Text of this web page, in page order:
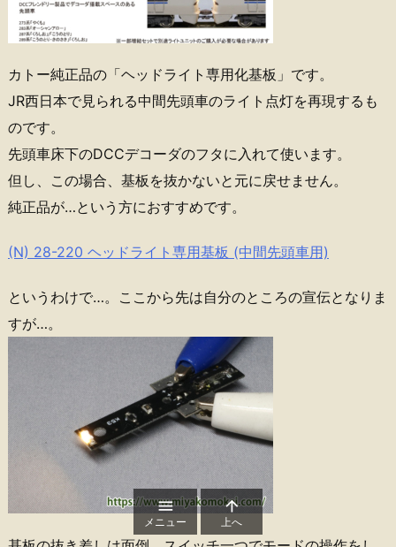
カトー純正品の「ヘッドライト専用化基板」です。
JR西日本で見られる中間先頭車のライト点灯を再現するも
のです。
先頭車床下のDCCデコーダのフタに入れて使います。
但し、この場合、基板を抜かないと元に戻せません。
純正品が…という方におすすめです。
(N) 28-220 ヘッドライト専用基板 (中間先頭車用)
というわけで…。ここから先は自分のところの宣伝となりま
すが…。

メニュー

上へ